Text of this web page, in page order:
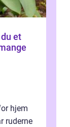
hjem
ruderne